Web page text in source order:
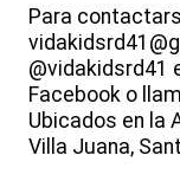
Para
@vidakidsrd41
Facebook o
Ubicados en la
Villa Juana,